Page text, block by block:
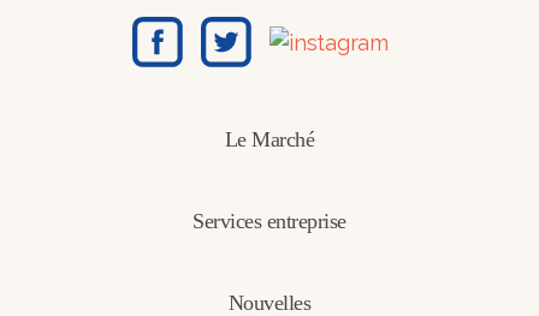
Le Marché
Services entreprise
Nouvelles